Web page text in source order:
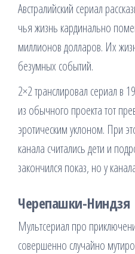
Австралийский сериал
чья жизнь кардинально
миллионов долларов. Их
безумных событий.
2×2 транслировал сериал в
из обычного проекта тот
эротическим уклоном. При
канала считались дети и
закончился показ, но у
Черепашки-Ниндзя
Мультсериал про
совершенно случайно